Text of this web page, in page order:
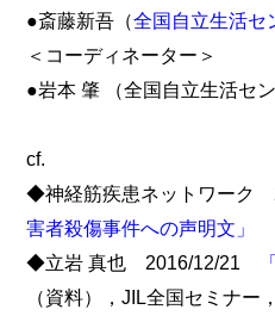
●斎藤新吾（全国自立生活セ
＜コーディネーター＞
●岩本 肇 （全国自立生活セ
cf.
◆神経筋疾患ネットワーク
害者殺傷事件への声明文」
◆立岩 真也 2016/12/21
（資料），JIL全国セミナー